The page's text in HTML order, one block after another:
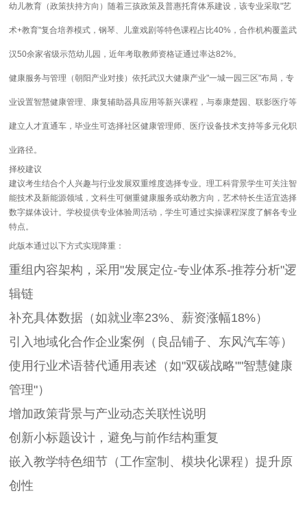
幼儿教育（政策扶持方向） 随着三孩政策及普惠托育体系建设，该专业采取"艺
术+教育"复合培养模式，钢琴、儿童戏剧等特色课程占比40%，合作机构覆盖武
汉50余家省级示范幼儿园，近年考取教师资格证通过率达82%。
健康服务与管理（朝阳产业对接）依托武汉大健康产业"一城一园三区"布局，专
业设置智慧健康管理、康复辅助器具应用等新兴课程，与泰康楚园、联影医疗等
建立人才直通车，毕业生可选择社区健康管理师、医疗设备技术支持等多元化职
业路径。
择校建议
建议考生结合个人兴趣与行业发展双重维度选择专业。理工科背景学生可关注智
能技术及新能源领域，文科生可侧重健康服务或幼教方向，艺术特长生适宜选择
数字媒体设计。学校提供专业体验周活动，学生可通过实操课程深度了解各专业
特点。
此版本通过以下方式实现降重：
重组内容架构，采用"发展定位-专业体系-推荐分析"逻
辑链
补充具体数据（如就业率23%、薪资涨幅18%）
引入地域化合作企业案例（良品铺子、东风汽车等）
使用行业术语替代通用表述（如"双碳战略""智慧健康
管理"）
增加政策背景与产业动态关联性说明
创新小标题设计，避免与前作结构重复
嵌入教学特色细节（工作室制、模块化课程）提升原
创性